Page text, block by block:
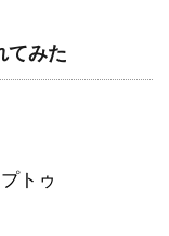
てみた
トゥ